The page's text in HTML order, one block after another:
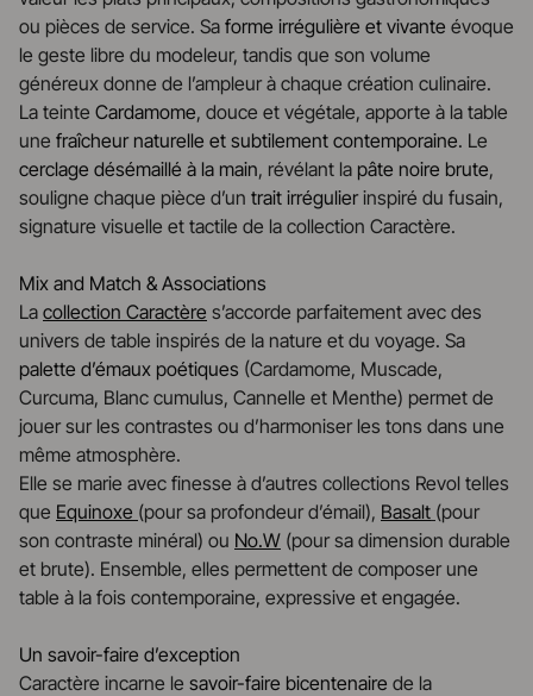
ou pièces de service. Sa forme irrégulière et vivante évoque
le geste libre du modeleur, tandis que son volume
généreux donne de l’ampleur à chaque création culinaire.
La teinte Cardamome, douce et végétale, apporte à la table
une fraîcheur naturelle et subtilement contemporaine. Le
cerclage désémaillé à la main, révélant la pâte noire brute,
souligne chaque pièce d’un trait irrégulierinspiré du fusain,
signature visuelle et tactile de la collection Caractère.
Mix and Match & Associations
La collection Caractère s’accorde parfaitement avec des
univers de table inspirés de la nature et du voyage. Sa
palette d’émaux poétiques (Cardamome, Muscade,
Curcuma, Blanc cumulus, Cannelle et Menthe) permet de
jouer sur les contrastes ou d’harmoniser les tons dans une
même atmosphère.
Elle se marie avec finesse à d’autres collections Revol telles
que Equinoxe (pour sa profondeur d’émail), Basalt (pour
son contraste minéral) ou No.W (pour sa dimension durable
et brute). Ensemble, elles permettent de composer une
table à la fois contemporaine, expressive et engagée.
Un savoir-faire d’exception
Caractère incarne le savoir-faire bicentenaire de la